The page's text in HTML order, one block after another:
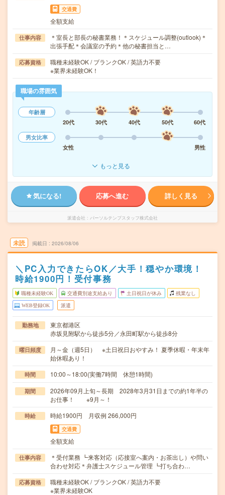
交通費
全額支給
仕事内容
＊室長と部長の秘書業務！＊スケジュール調整(outlook)＊
出張手配＊会議室の予約＊他の秘書担当と…
応募資格
職種未経験OK / ブランクOK / 英語力不要
※業界未経験OK！
職場の雰囲気
年齢層
20代
30代 40代 50代
60代
男女比率
女性
男性
もっと見る
気になる! 応募へ進む 詳しく見る
派遣会社 パーソルテンプスタッフ株式会社
未読 掲載日 2026/08/06
＼PC入力できたらOK／大手！穏やか環境！
時給1900円！受付事務
職種未経験OK 交通費別途支給あり 土日祝日が休み 残業なし
WEB登録OK 派遣
勤務地
東京都港区
赤坂見附駅から徒歩5分／永田町駅から徒歩8分
曜日頻度
月～金（週5日） ※土日祝日おやすみ！ 夏季休暇・年末年
始休暇あり！
時間 10:00～18:00(実働7時間 休憩1時間)
期間
2026年09月上旬～長期 2028年3月31日までの約1年半の
お仕事！ ※9月～！
時給 時給1900円 月収例 266,000円
交通費
全額支給
仕事内容
＊受付業務 ┗来客対応（応接室へ案内・お茶出し）や問い
合わせ対応＊弁護士スケジュール管理 ┗打ち合わ…
応募資格
職種未経験OK / ブランクOK / 英語力不要
※業界未経験OK